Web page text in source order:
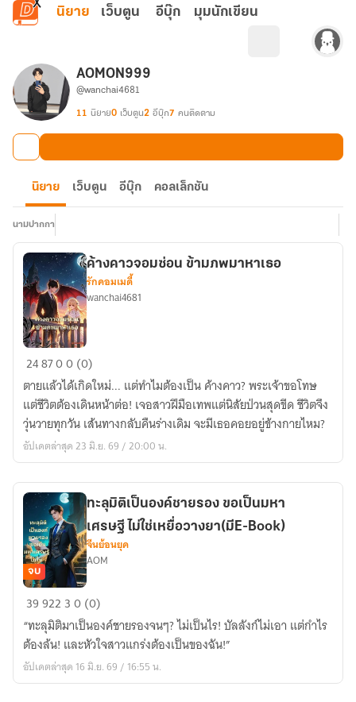
ข้ามไปยังเนื้อหาหลัก
นิยาย เว็บตูน อีบุ๊ก มุมนักเขียน
AOMON999
@wanchai4681
11 นิยาย0 เว็บตูน2 อีบุ๊ก7 คนติดตาม
นิยาย เว็บตูน อีบุ๊ก คอลเล็กชัน
นามปากกา
ค้างคาว
ซ่อน
ข้าม
ภพ
มา
เธอ
ค้างคาวจอมซ่อน ข้ามภพมาหาเธอ
รักคอมเมดี้
wanchai4681
248700 (0)
ตายแล้วได้เกิดใหม่... แต่ทำไมต้องเป็น ค้างคาว? พระเจ้าขอโทษ
แต่ชีวิตต้องเดินหน้าต่อ! เจอสาวฝีมือเทพแต่นิสัยป่วนสุดขีด ชีวิตจึง
วุ่นวายทุกวัน เส้นทางกลับคืนร่างเดิม จะมีเธอคอยอยู่ข้างกายไหม?
อัปเดตล่าสุด 23 มิ.ย. 69 / 20:00 น.
ทะลุ
เป็น
องค์
ชาย
จบ
ทะลุมิติเป็นองค์ชายรอง ขอเป็นมหา
เศรษฐี ไม่ใช่เหยื่อวางยา(มีE-Book)
จีนย้อนยุค
AOM
39922 30 (0)
“ทะลุมิติมาเป็นองค์ชายรองจนๆ? ไม่เป็นไร! บัลลังก์ไม่เอา แต่กำไร
ต้องล้น! และหัวใจสาวแกร่งต้องเป็นของฉัน!”
อัปเดตล่าสุด 16 มิ.ย. 69 / 16:55 น.